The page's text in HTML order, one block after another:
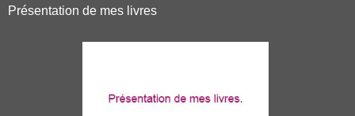
Présentation de mes livres